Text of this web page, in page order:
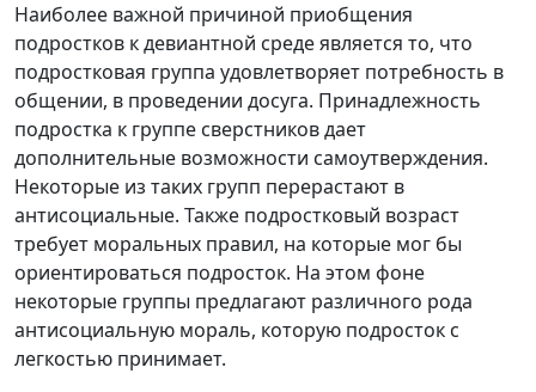
Наиболее важной причиной приобщения
подростков к девиантной среде является то, что
подростковая группа удовлетворяет потребность в
общении, в проведении досуга. Принадлежность
подростка к группе сверстников дает
дополнительные возможности самоутверждения.
Некоторые из таких групп перерастают в
антисоциальные. Также подростковый возраст
требует моральных правил, на которые мог бы
ориентироваться подросток. На этом фоне
некоторые группы предлагают различного рода
антисоциальную мораль, которую подросток с
легкостью принимает.